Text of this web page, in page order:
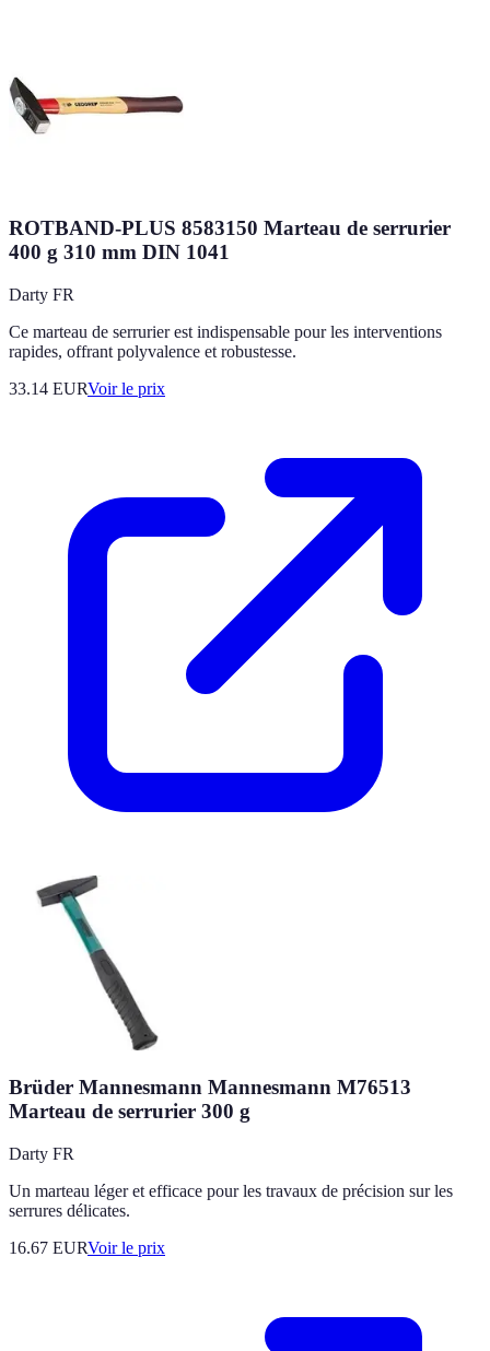
ROTBAND-PLUS 8583150 Marteau de serrurier
400 g 310 mm DIN 1041
Darty FR
Ce marteau de serrurier est indispensable pour les interventions
rapides, offrant polyvalence et robustesse.
33.14 EURVoir le prix
Brüder Mannesmann Mannesmann M76513
Marteau de serrurier 300 g
Darty FR
Un marteau léger et efficace pour les travaux de précision sur les
serrures délicates.
16.67 EURVoir le prix